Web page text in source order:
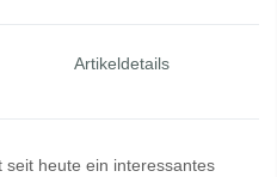
Artikeldetails
seit heute ein interessantes